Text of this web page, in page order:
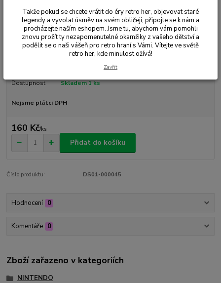
Ohodnotit produkt
Dostupnost Skladem 1 ks
Nejsme plátci DPH
160 Kč/ks
Přidat do košíku
Číslo produktu: DS01-000045
Hodnocení 0
Komentáře 0
Zboží zařazeno v kategoriích
NINTENDO
Takže pokud se chcete vrátit do éry retro her, objevovat staré
legendy a vyvolat úsměv na svém obličeji, připojte se k nám a
procházejte naším eshopem. Jsme tu, abychom vám pomohli
znovu prožít ty nezapomenutelné okamžiky z vašeho dětství a
podělit se o naši vášeň pro retro hraní s Vámi. Vítejte ve světě
retro her, kde minulost ožívá!
Zavřít